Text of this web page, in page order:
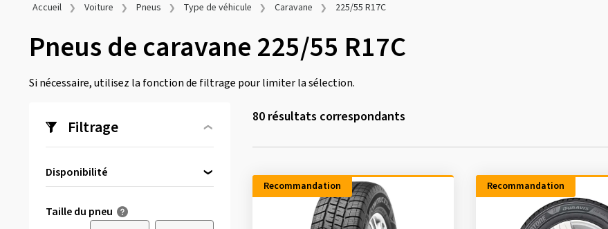
Accueil Voiture Pneus Type de véhicule Caravane 225/55 R17C
Pneus de caravane 225/55 R17C
Si nécessaire, utilisez la fonction de filtrage pour limiter la sélection.
Filtrage
Disponibilité
Taille du pneu
80 résultats correspondants
Recommandation Recommandation